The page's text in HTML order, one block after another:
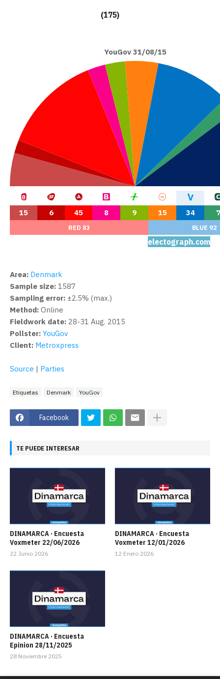
(175)
YouGov 31/08/15
15 6 45 8 9 15 34 7
RED 83 BLUE 92
electograph.com
Area: Denmark
Sample size: 1587
Sampling error: ±2.5% (max.)
Method: Online
Fieldwork date: 28-31 Aug. 2015
Pollster: YouGov
Client: Metroxpress
Source | Parties
Etiquetas Denmark YouGov
Facebook
TE PUEDE INTERESAR
DINAMARCA · Encuesta
Voxmeter 22/06/2026
22 Junio 2026
DINAMARCA · Encuesta
Voxmeter 12/01/2026
12 Enero 2026
DINAMARCA · Encuesta
Epinion 28/11/2025
28 Noviembre 2025